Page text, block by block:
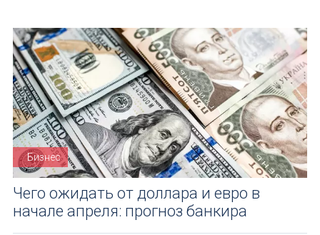
Бизнес
Чего ожидать от доллара и евро в
начале апреля: прогноз банкира